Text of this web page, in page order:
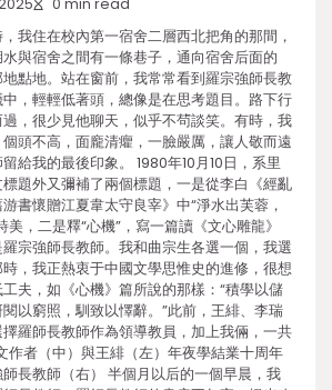
我住在校內第一宿舍二層西北把角的那間，
與宿舍之間有一條巷子，通向宿舍后面的
地點地。站在窗前，我常常看到羅宗強師長教
，輕輕低著頭，總像是在思考題目。路下行
，很少見他聊天，似乎不茍談笑。有時，我
頭不高，面龐清癯，一臉嚴厲，讓人敬而遠
給我的最後印象。 1980年10月10日，系里
題外又彌補了兩個標題，一是從李白《經亂
書懷贈江夏韋太守良宰》中“淨水出芙蓉，
美，二是釋“心機”，寫一篇讀《文心雕龍》
宗強師長教師。我和曲宗生各選一個，我選
，我正熱衷于中國文學思惟史的進修，很想
夫，如《心機》篇所說的那樣：“積學以儲
以窮照，馴致以懌辭。”此前，王緋、李瑞
羅師長教師作為領導教員，加上我倆，一共
作者（中）與王緋（左）年夜學結業十周年
長教師（右） 半個月以后的一個早晨，我